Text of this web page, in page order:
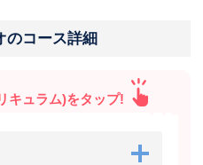
のコース詳細
キュラム)をタップ!